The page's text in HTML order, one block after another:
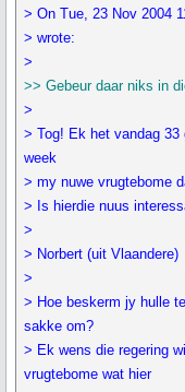
> On Tue, 23 Nov 2004
> wrote:
>
>> Gebeur daar niks in
>
> Tog! Ek het vandag 33
week
> my nuwe vrugtebome
> Is hierdie nuus
>
> Norbert (uit Vlaandere)
>
> Hoe beskerm jy hulle
sakke om?
> Ek wens die regering
vrugtebome wat hier